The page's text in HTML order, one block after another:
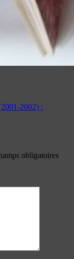
2002) :
obligatoires